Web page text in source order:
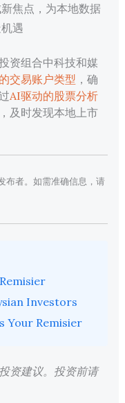
焦点，为本地数据
遇
资组合中科技和媒
交易账户类型 ，确
AI驱动的股票分析
及时发现本地上市
布者。如需准确信息，请
Investors
Your Remisier
资建议。投资前请